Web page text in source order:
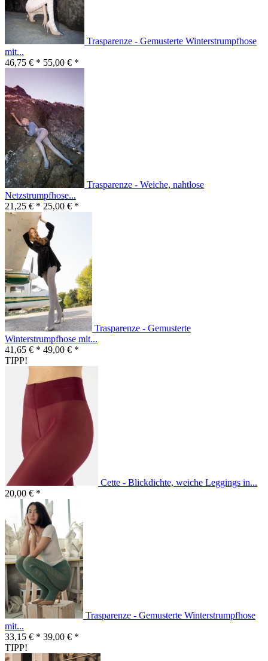
Trasparenze - Gemusterte Winterstrumpfhose
mit...
46,75 € * 55,00 € *
Trasparenze - Weiche, nahtlose
Netzstrumpfhose...
21,25 € * 25,00 € *
Trasparenze - Gemusterte
Winterstrumpfhose mit...
41,65 € * 49,00 € *
TIPP!
Cette - Blickdichte, weiche Leggings in...
20,00 € *
Trasparenze - Gemusterte Winterstrumpfhose
mit...
33,15 € * 39,00 € *
TIPP!